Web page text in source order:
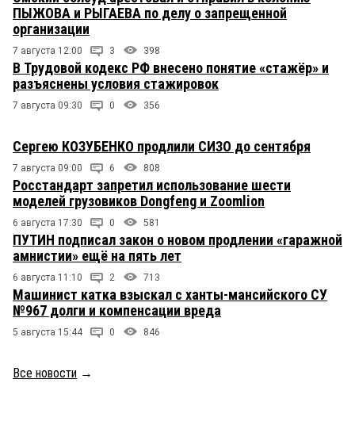
ПЫЖОВА и РЫГАЕВА по делу о запрещенной
организации
7 августа 12:00 3 398
В Трудовой кодекс РФ внесено понятие «стажёр» и
разъяснены условия стажировок
7 августа 09:30 0 356
Сергею КОЗУБЕНКО продлили СИЗО до сентября
7 августа 09:00 6 808
Росстандарт запретил использование шести
моделей грузовиков Dongfeng и Zoomlion
6 августа 17:30 0 581
ПУТИН подписал закон о новом продлении «гаражной
амнистии» ещё на пять лет
6 августа 11:10 2 713
Машинист катка взыскал с ханты-мансийского СУ
№967 долги и компенсации вреда
5 августа 15:44 0 846
Все новости →